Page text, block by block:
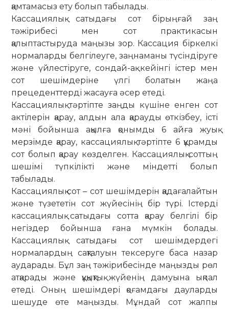
қамтамасыз ету болып табылады.
Кассациялық сатыдағы сот бірыңғай заң
тәжірибесі мен сот практикасын
қалыптастыруда маңызы зор. Кассация біркелкі
нормаларды белгілеуге, заңнаманы түсіндіруге
және үйлестіруге, сондай-ақ кейінгі істер мен
сот шешімдеріне үлгі болатын жаңа
прецеденттерді жасауға әсер етеді.
Кассациялық тәртіпте заңды күшіне енген сот
актілерін қарау, алдын ала қарауды өткізбеу, істі
мәні бойынша ақылға қонымды 6 айға жуық
мерзімде қарау, кассациялық тәртіпте 6 құрамды
сот болып қарау көзделген. Кассациялық соттың
шешімі түпкілікті және міндетті болып
табылады.
Кассациялық сот – сот шешімдерін қадағалайтын
жә­не түзететін сот жүйесінің бір түрі. Істерді
кассациялық са­тыдағы сотта қарау белгілі бір
негіздер бойынша ғана мүм­кін болады.
Кассациялық сатыдағы сот шешімдердегі
нормалардың сақталуын тексеруге баса назар
аударады. Бұл заң тәжірибесінде маңызды рөл
атқарады және құ­қықтық жүйенің дамуына ықпал
етеді. Оның шешімдері қо­ғамдағы дауларды
шешуде өте маңызды. Мұндай сот жал­пы